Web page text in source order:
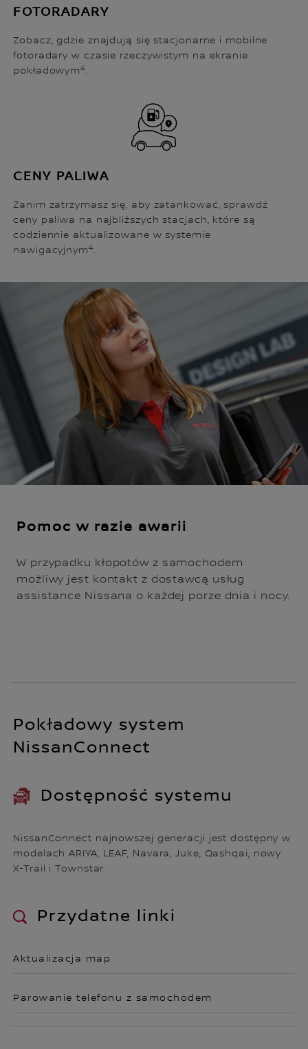
FOTORADARY
Zobacz, gdzie znajdują się stacjonarne i mobilne
fotoradary w czasie rzeczywistym na ekranie
pokładowym4.
CENY PALIWA
Zanim zatrzymasz się, aby zatankować, sprawdź
ceny paliwa na najbliższych stacjach, które są
codziennie aktualizowane w systemie
nawigacyjnym4.
Pomoc w razie awarii
W przypadku kłopotów z samochodem
możliwy jest kontakt z dostawcą usług
assistance Nissana o każdej porze dnia i nocy.
Pokładowy system
NissanConnect
Dostępność systemu
NissanConnect najnowszej generacji jest dostępny w
modelach ARIYA, LEAF, Navara, Juke, Qashqai, nowy
X-Trail i Townstar.
Przydatne linki
Aktualizacja map
Parowanie telefonu z samochodem